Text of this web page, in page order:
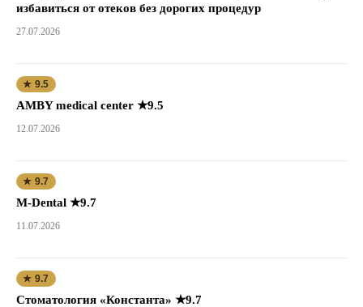
избавиться от отеков без дорогих процедур
27.07.2026
★ 9.5
AMBY medical center ★9.5
12.07.2026
★ 9.7
M-Dental ★9.7
11.07.2026
★ 9.7
Стоматология «Константа» ★9.7